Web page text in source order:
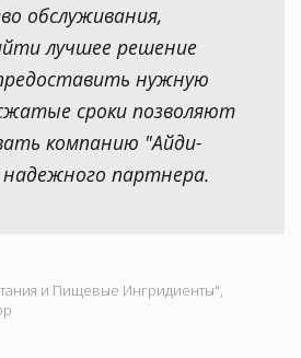
обслуживания,
лучшее решение
нужную
сроки позволяют
компанию "Айди-
партнера.
и Пищевые Ингридиенты",